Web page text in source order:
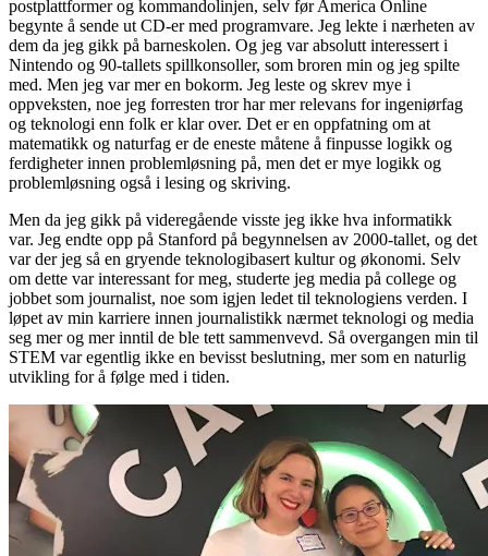
postplattformer og kommandolinjen, selv før America Online
begynte å sende ut CD-er med programvare. Jeg lekte i nærheten av
dem da jeg gikk på barneskolen. Og jeg var absolutt interessert i
Nintendo og 90-tallets spillkonsoller, som broren min og jeg spilte
med. Men jeg var mer en bokorm. Jeg leste og skrev mye i
oppveksten, noe jeg forresten tror har mer relevans for ingeniørfag
og teknologi enn folk er klar over. Det er en oppfatning om at
matematikk og naturfag er de eneste måtene å finpusse logikk og
ferdigheter innen problemløsning på, men det er mye logikk og
problemløsning også i lesing og skriving.
Men da jeg gikk på videregående visste jeg ikke hva informatikk
var. Jeg endte opp på Stanford på begynnelsen av 2000-tallet, og det
var der jeg så en gryende teknologibasert kultur og økonomi. Selv
om dette var interessant for meg, studerte jeg media på college og
jobbet som journalist, noe som igjen ledet til teknologiens verden. I
løpet av min karriere innen journalistikk nærmet teknologi og media
seg mer og mer inntil de ble tett sammenvevd. Så overgangen min til
STEM var egentlig ikke en bevisst beslutning, mer som en naturlig
utvikling for å følge med i tiden.